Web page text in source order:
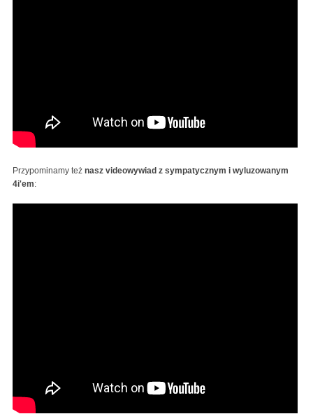
Przypominamy też nasz videowywiad z sympatycznym i wyluzowanym
4i'em: